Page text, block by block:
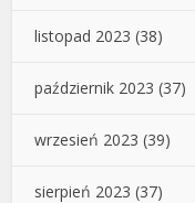
listopad 2023 (38)
październik 2023 (37)
wrzesień 2023 (39)
sierpień 2023 (37)